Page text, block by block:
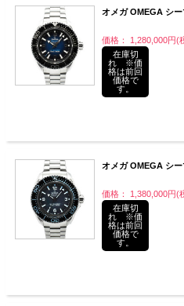
オメガ OMEGA シ
価格： 1,280,000円(
在庫切
れ ※価
格は前回
価格で
す。
オメガ OMEGA シ
価格： 1,380,000円(
在庫切
れ ※価
格は前回
価格で
す。